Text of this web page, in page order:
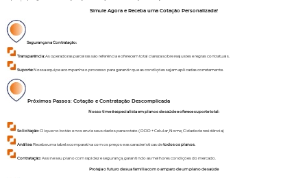
Simule Agora e Receba uma Cotação Personalizada!
Segurança na Contratação:
Transparência:As operadoras parceiras são referência e oferecem total clareza sobre reajustes e regras contratuais.
Suporte: Nossa equipe acompanha o processo para garantir que as condições sejam aplicadas corretamente.
Próximos Passos: Cotação e Contratação Descomplicada
Nosso time é especialista em planos de saúde e oferece suporte total:
Solicitação:Clique no botão e nos envie seus dados para cotato ( DDD + Celular, Nome, Cidade de residência)
Análise: Receba uma tabela comparativa com os preços e as características detodos os planos.
Contratação:Assine seu plano com rapidez e segurança, garantindo as melhores condições do mercado.
Proteja o futuro de sua família com o amparo de um plano de saúde